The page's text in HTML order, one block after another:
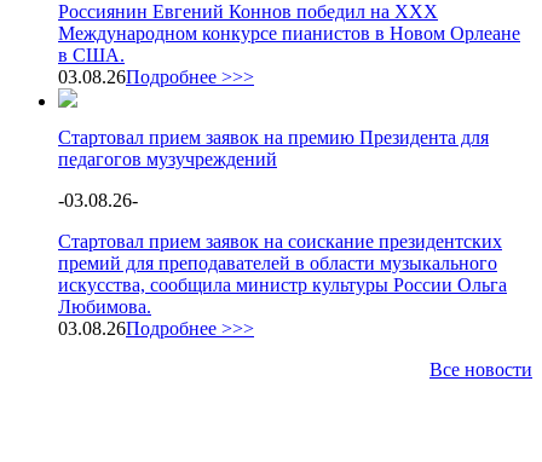
Россиянин Евгений Коннов победил на XXX
Международном конкурсе пианистов в Новом Орлеане
в США.
03.08.26Подробнее >>>
Стартовал прием заявок на премию Президента для
педагогов музучреждений
-03.08.26-
Стартовал прием заявок на соискание президентских
премий для преподавателей в области музыкального
искусства, сообщила министр культуры России Ольга
Любимова.
03.08.26Подробнее >>>
Все новости